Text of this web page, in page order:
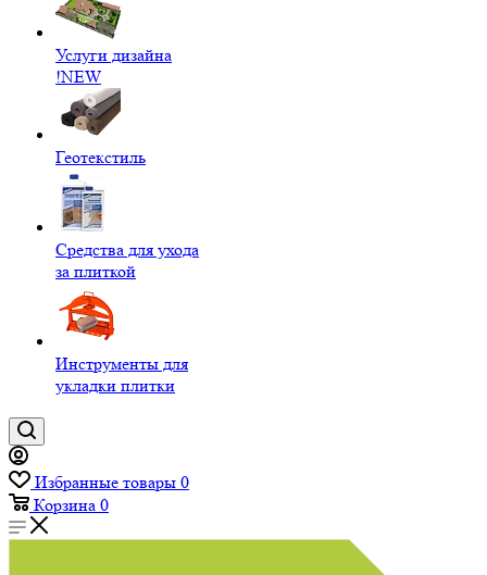
Услуги дизайна
!NEW
Геотекстиль
Средства для ухода
за плиткой
Инструменты для
укладки плитки
Избранные товары 0
Корзина 0